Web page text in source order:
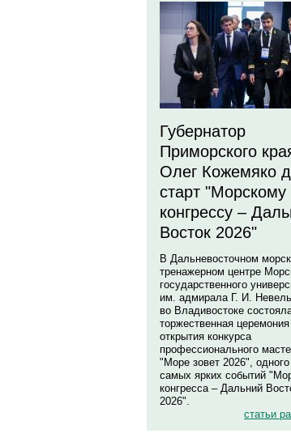
Губернатор
Приморского
Олег Кожемяко
старт "Морскому
конгрессу –
Восток 2026"
В Дальневосточном
тренажерном центре
государственного
им. адмирала Г. И.
во Владивостоке
торжественная церемония
открытия конкурса
профессионального
"Море зовет 2026", одного
самых ярких событий
конгресса – Дальний
2026".
статьи